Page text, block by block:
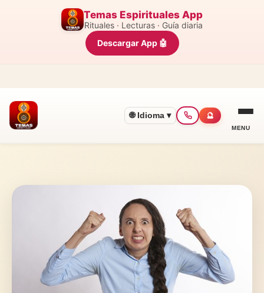
Temas Espirituales App
Rituales · Lecturas · Guía diaria
Descargar App 🤖
🌐 Idioma ▾ 🔮
MENU